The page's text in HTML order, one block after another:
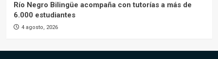
Río Negro Bilingüe acompaña con tutorías a más de
6.000 estudiantes
4 agosto, 2026